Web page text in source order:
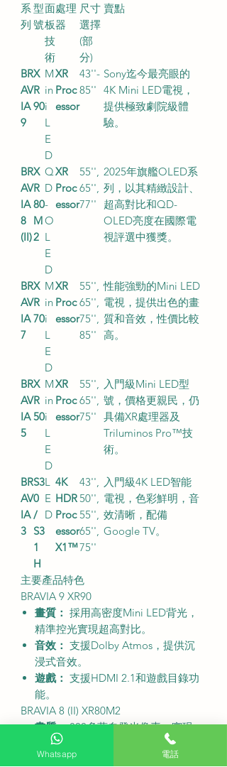
系
列
型
號
面
板
技
術
處理
器
尺寸
選擇
(部
分)
賣點
BR
AV
IA
9
X
R
90
M
in
i
L
E
D
XR
Proc
essor
43''-
85''
Sony迄今最亮眼的
4K Mini LED電視，
提供極致劇院級體
驗。
BR
AV
IA
8
(II)
X
R
80
M
2
Q
D
-
O
L
E
D
XR
Proc
essor
55'',
65'',
77''
2025年旗艦OLED系
列，以其精緻設計、
超高對比和QD-
OLED亮度在國際電
視評選中獲獎。
BR
AV
IA
7
X
R
70
M
in
i
L
E
D
XR
Proc
essor
55'',
65'',
75'',
85''
性能強勁的Mini LED
電視，提供出色的畫
質和音效，性價比較
高。
BR
AV
IA
5
X
R
50
M
in
i
L
E
D
XR
Proc
essor
55'',
65'',
75''
入門級Mini LED型
號，價格更親民，仍
具備XR處理器及
Triluminos Pro™技
術。
BR
AV
IA
3
S3
0
/
S3
1
H
L
E
D
4K
HDR
Proc
essor
X1™
43'',
50'',
55'',
65'',
75''
入門級4K LED智能
電視，色彩鮮明，音
效清晰，配備
Google TV。
主要產品特色
BRAVIA 9 XR90
畫質： 採用高密度Mini LED背光，
精準控光實現超高對比。
音效： 支援Dolby Atmos，提供沉
浸式音效。
遊戲： 支援HDMI 2.1和遊戲目錄功
能。
BRAVIA 8 (II) XR80M2
畫質：800多萬自發光像素，實現
純粹的黑色和生動色彩，亮度更上
一層樓。
Whatsapp 電話